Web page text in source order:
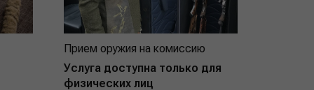
Прием оружия на комиссию
Услуга доступна только для
физических лиц